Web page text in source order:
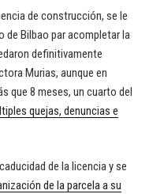
de construcción, se le
de Bilbao par acompletar la
definitivamente
Murias, aunque en
que 8 meses, un cuarto del
quejas, denuncias e
de la licencia y se
de la parcela a su